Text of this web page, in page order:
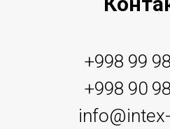
+998 99
+998 90